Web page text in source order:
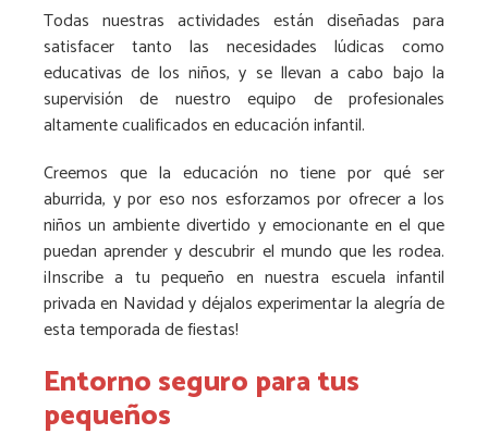
Todas nuestras actividades están diseñadas para
satisfacer tanto las necesidades lúdicas como
educativas de los niños, y se llevan a cabo bajo la
supervisión de nuestro equipo de profesionales
altamente cualificados en educación infantil.
Creemos que la educación no tiene por qué ser
aburrida, y por eso nos esforzamos por ofrecer a los
niños un ambiente divertido y emocionante en el que
puedan aprender y descubrir el mundo que les rodea.
¡Inscribe a tu pequeño en nuestra escuela infantil
privada en Navidad y déjalos experimentar la alegría de
esta temporada de fiestas!
Entorno seguro para tus
pequeños